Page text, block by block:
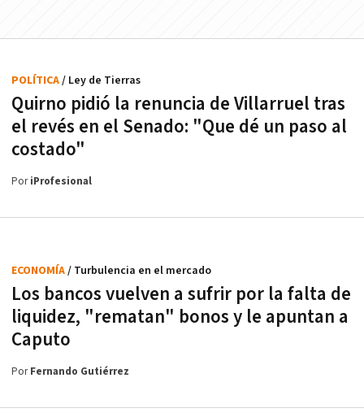
Quirno pidió la renuncia de Villarruel tras
el revés en el Senado: "Que dé un paso al
costado"
POLÍTICA/ Ley de Tierras
PoriProfesional
Los bancos vuelven a sufrir por la falta de
liquidez, "rematan" bonos y le apuntan a
Caputo
ECONOMÍA/ Turbulencia en el mercado
PorFernando Gutiérrez